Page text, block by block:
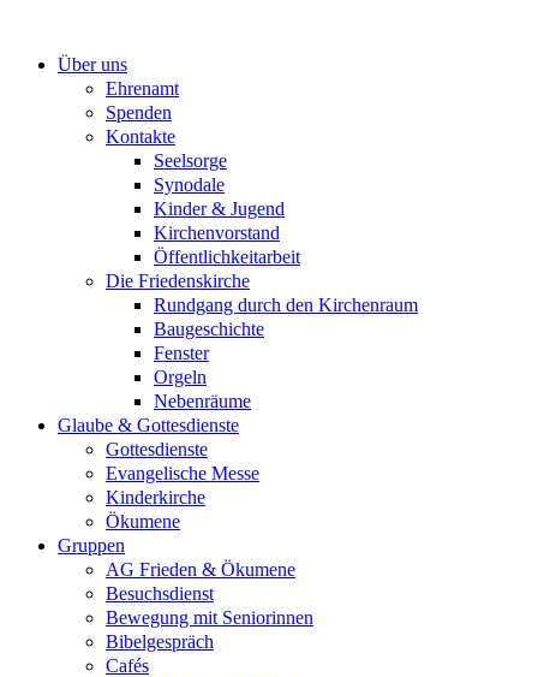
springenÜber uns
Ehrenamt
Spenden
Kontakte
Seelsorge
Synodale
Kinder & Jugend
Kirchenvorstand
Öffentlichkeitarbeit
Die Friedenskirche
Rundgang durch den Kirchenraum
Baugeschichte
Fenster
Orgeln
Nebenräume
Glaube & Gottesdienste
Gottesdienste
Evangelische Messe
Kinderkirche
Ökumene
Gruppen
AG Frieden & Ökumene
Besuchsdienst
Bewegung mit Seniorinnen
Bibelgespräch
Cafés